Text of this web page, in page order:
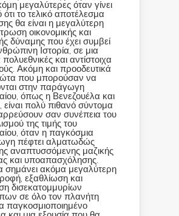
μεγαλύτερες όταν γίνει
το τελικό αποτέλεσμα
θα είναι η μεγαλύτερη
οικονομικής και
δύναμης που έχει συμβεί
Ιστορία, σε μια
και αντίστοιχα
Ακόμη και προοδευτικά
που μπορούσαν να
στην παράγωγη
όπως η Βενεζουέλα και
είναι πολύ πιθανό σύντομα
σαν συνέπεια του
της τιμής του
όταν η παγκόσμια
πέφτει αλματωδώς
αναπτυσσόμενης μαζικής
και υποαπασχόλησης.
σημάνει ακόμα μεγαλύτερη
εξαθλίωση και
δισεκατομμυρίων
σε όλο τον πλανήτη
παγκοσμιοποιημένο